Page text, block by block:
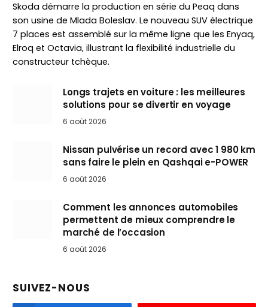
Skoda démarre la production en série du Peaq dans
son usine de Mlada Boleslav. Le nouveau SUV électrique
7 places est assemblé sur la même ligne que les Enyaq,
Elroq et Octavia, illustrant la flexibilité industrielle du
constructeur tchèque.
Longs trajets en voiture : les meilleures
solutions pour se divertir en voyage
6 août 2026
Nissan pulvérise un record avec 1 980 km
sans faire le plein en Qashqai e-POWER
6 août 2026
Comment les annonces automobiles
permettent de mieux comprendre le
marché de l’occasion
6 août 2026
SUIVEZ-NOUS